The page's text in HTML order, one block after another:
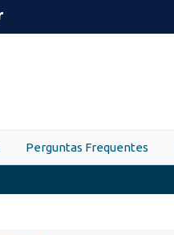
Perguntas Frequentes